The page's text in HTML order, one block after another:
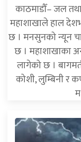
काठमाडौँ– जल
महाशाखाले हाल
छ । मनसुनको न्यून
छ । महाशाखाका
लागेको छ ।
कोशी, लुम्बिनी र